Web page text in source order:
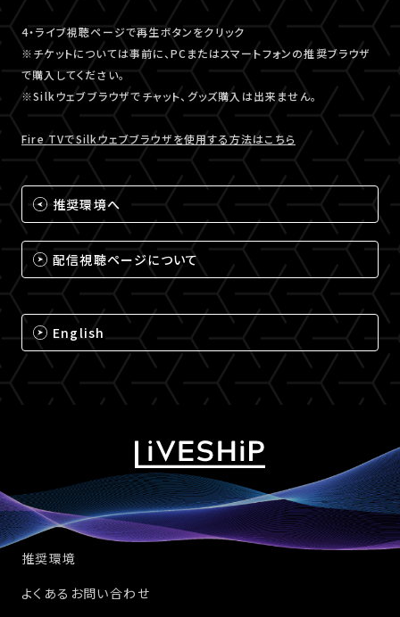
4・ライブ視聴ページで再生ボタンをクリック
※チケットについては事前に、PCまたはスマートフォンの推奨ブラウザ
で購入してください。
※Silkウェブブラウザでチャット、グッズ購入は出来ません。
Fire TVでSilkウェブブラウザを使用する方法はこちら
推奨環境へ
配信視聴ページについて
English
推奨環境
よくあるお問い合わせ